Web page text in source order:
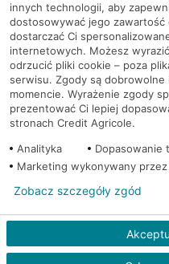
RODO
Regulamin serwisu
Mapa serwisu
PolitykaCookies
© 2026 Credit Agricole Bank
innych technologii, aby
dostosowywać jego
dostarczać Ci
internetowych. Możesz
odrzucić pliki cookie – poza
serwisu. Zgody są
momencie. Wyrażenie zgody
prezentować Ci lepiej
stronach Credit Agricole.
Analityka
Dopasowanie
Marketing wykonywany
Zobacz szczegóły zgód